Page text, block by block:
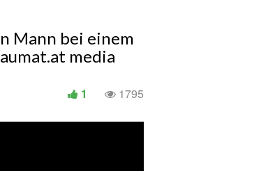
Mann bei einem
media
1795
1